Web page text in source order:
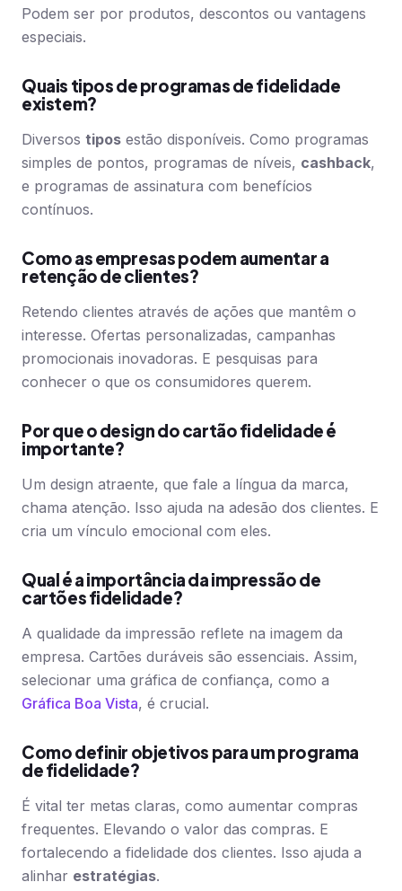
Podem ser por produtos, descontos ou vantagens
especiais.
Quais tipos de programas de fidelidade
existem?
Diversos tipos estão disponíveis. Como programas
simples de pontos, programas de níveis, cashback,
e programas de assinatura com benefícios
contínuos.
Como as empresas podem aumentar a
retenção de clientes?
Retendo clientes através de ações que mantêm o
interesse. Ofertas personalizadas, campanhas
promocionais inovadoras. E pesquisas para
conhecer o que os consumidores querem.
Por que o design do cartão fidelidade é
importante?
Um design atraente, que fale a língua da marca,
chama atenção. Isso ajuda na adesão dos clientes. E
cria um vínculo emocional com eles.
Qual é a importância da impressão de
cartões fidelidade?
A qualidade da impressão reflete na imagem da
empresa. Cartões duráveis são essenciais. Assim,
selecionar uma gráfica de confiança, como a
Gráfica Boa Vista, é crucial.
Como definir objetivos para um programa
de fidelidade?
É vital ter metas claras, como aumentar compras
frequentes. Elevando o valor das compras. E
fortalecendo a fidelidade dos clientes. Isso ajuda a
alinhar estratégias.